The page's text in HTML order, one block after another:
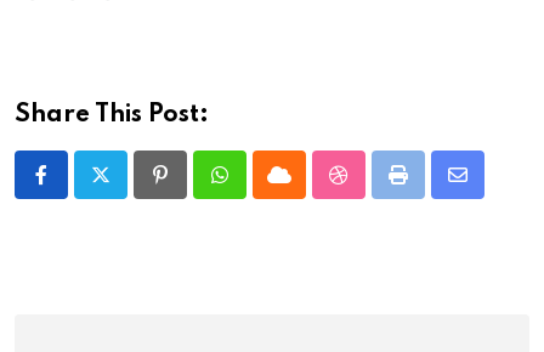
Share This Post:
PinterestWhatsappCloud StumbleUpon
Print
Share